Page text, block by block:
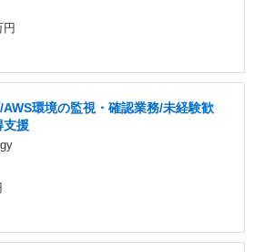
円
環境の監視・確認業務/未経験歓
支援